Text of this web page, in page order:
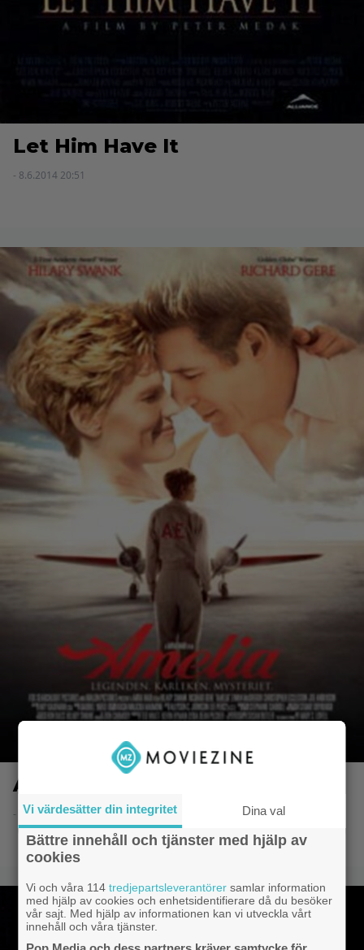
Let Him Have It
- 8.6.2014 20:51
Amelia
- 8.6.2014 20:51
Vi värdesätter din integritet Dina val
Bättre innehåll och tjänster med hjälp av
cookies
Vi och våra 114tredjepartsleverantörer samlar information
med hjälp av cookies och enhetsidentifierare då du besöker
vår sajt. Med hjälp av informationen kan vi utveckla vårt
innehåll och våra tjänster.